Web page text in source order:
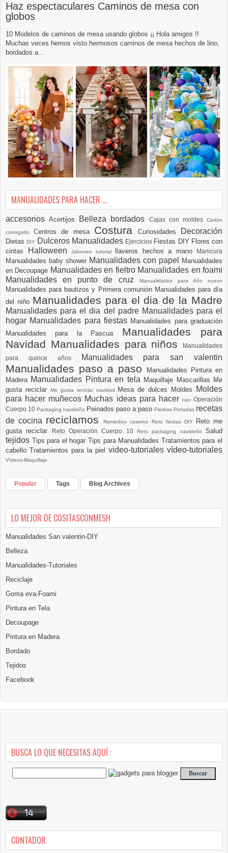
Haz espectaculares Caminos de mesa con
globos
10 Modelos de caminos de mesa usando globos ¡¡ Hola amigos !!
Muchas veces hemos visto hermosos caminos de mesa hechos de lino,
bordados a...
MANUALIDADES PARA HACER ...
accesoriosAcertijos Belleza bordados Cajas con moldesCartón
corrugadoCentros de mesa Costura Curiosidades Decoración
DietasDIY Dulceros Manualidades Ejercicios Fiestas DIY Flores con
cintas
Halloween Jabones tutorial llaveros hechos a mano Manicura
Manualidades baby shower Manualidades con papel
Manualidades
en Decoupage Manualidades en fieltro Manualidades en foami
Manualidades en punto de cruz
Manualidades para Año nuevo
Manualidades para bautizos y Primera comunión Manualidades para día
del niño Manualidades para el dia de la Madre
Manualidades para el dia del padre Manualidades para el
hogar Manualidades para fiestas Manualidades para graduación
Manualidades para la Pascua Manualidades para
Navidad Manualidades para niños
Manualidades
para quince años
Manualidades para san valentin
Manualidades paso a paso
Manualidades Pintura en
Madera Manualidades Pintura en tela Maquillaje Mascarillas Me
gusta reciclar
Me gusta reciclar navidad Mesa de dulces Moldes
Moldes
para hacer muñecos Muchas ideas para hacer nav Operación
Cuerpo 10 Packaging navideño Peinados paso a paso Piedras Pintadas recetas
de cocina reciclamosRemedios caseros Reto fiestas DIY
Reto me
gusta reciclar
Reto Operación Cuerpo 10Reto packaging navideñoSalud
tejidos Tips para el hogarTips para Manualidades Tratamientos para el
cabello Tratamientos para la piel video-tutoriales vídeo-tutoriales
Vídeos-Maquillaje
Popular Tags Blog Archives
LO MEJOR DE COSITASCONMESH
Manualidades San valentin-DIY
Belleza
Manualidades-Tutoriales
Reciclaje
Goma eva-Foami
Pintura en Tela
Decoupage
Pintura en Madera
Bordado
Tejidos
Facebook
BUSCA LO QUE NECESITAS AQUÍ :
CONTADOR